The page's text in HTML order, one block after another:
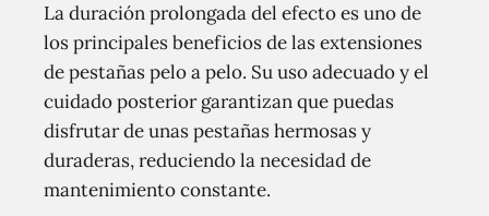
La duración prolongada del efecto es uno de
los principales beneficios de las extensiones
de pestañas pelo a pelo. Su uso adecuado y el
cuidado posterior garantizan que puedas
disfrutar de unas pestañas hermosas y
duraderas, reduciendo la necesidad de
mantenimiento constante.